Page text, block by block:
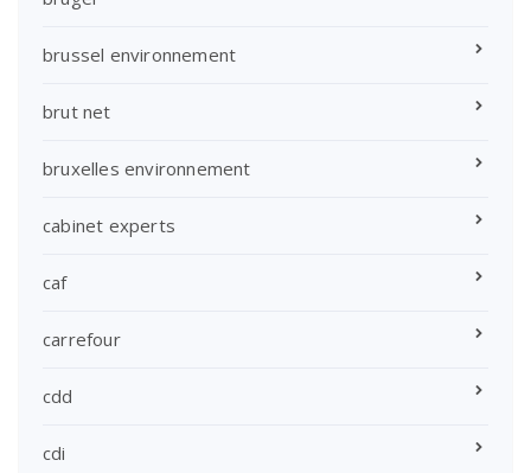
brussel environnement
brut net
bruxelles environnement
cabinet experts
caf
carrefour
cdd
cdi